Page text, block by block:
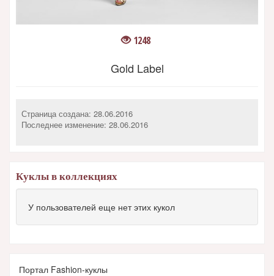
1248
Gold Label
Страница создана: 28.06.2016
Последнее изменение: 28.06.2016
Куклы в коллекциях
У пользователей еще нет этих кукол
Портал Fashion-куклы